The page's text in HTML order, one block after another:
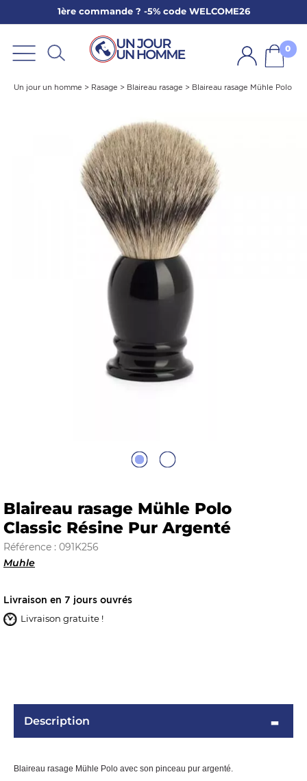
1ère commande ? -5% code WELCOME26
0
Un jour un homme > Rasage > Blaireau rasage > Blaireau rasage Mühle Polo
Blaireau rasage Mühle Polo
Classic Résine Pur Argenté
Référence : 091K256
Muhle
Livraison en 7 jours ouvrés
Livraison gratuite !
Description
Blaireau rasage Mühle Polo avec son pinceau pur argenté.